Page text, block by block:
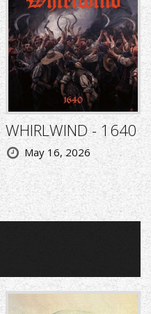
WHIRLWIND - 1640
May 16, 2026